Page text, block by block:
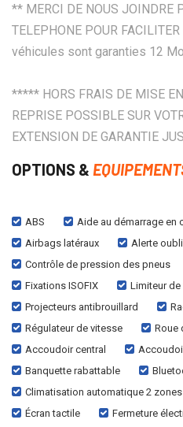
** MERCI DE NOUS JOINDRE
TELEPHONE POUR
véhicules sont garanties 12
***** HORS FRAIS DE MISE EN
REPRISE POSSIBLE SUR
EXTENSION DE GARANTIE
OPTIONS &
ABS Aide au démarrage en
Airbags latéraux
Alerte
Contrôle de pression des pneus
Fixations ISOFIX
Limiteur
Projecteurs antibrouillard
Régulateur de vitesse
Roue
Accoudoir central
Banquette rabattable
Climatisation automatique 2 zones
Écran tactile
Fermeture